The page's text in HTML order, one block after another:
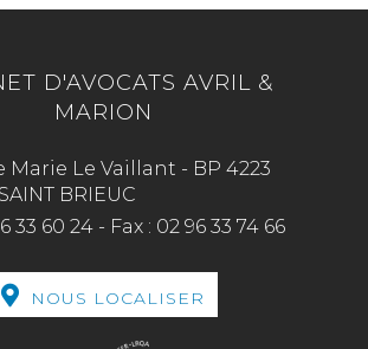
D'AVOCATS AVRIL &
MARION
Marie Le Vaillant - BP 4223
BRIEUC
33 60 24 - Fax : 02 96 33 74 66
NOUS LOCALISER